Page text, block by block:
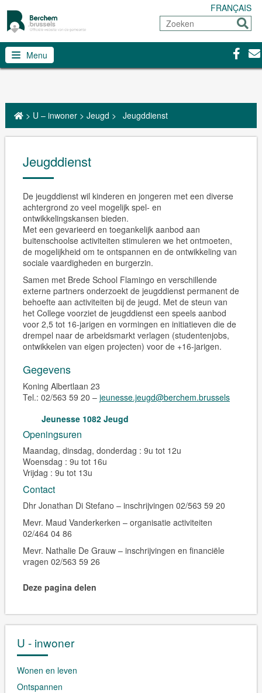
FRANÇAIS
Zoeken
Sturen
Menu
> U – inwoner> Jeugd > Jeugddienst
Jeugddienst
De jeugddienst wil kinderen en jongeren met een diverse
achtergrond zo veel mogelijk spel- en
ontwikkelingskansen bieden.
Met een gevarieerd en toegankelijk aanbod aan
buitenschoolse activiteiten stimuleren we het ontmoeten,
de mogelijkheid om te ontspannen en de ontwikkeling van
sociale vaardigheden en burgerzin.
Samen met Brede School Flamingo en verschillende
externe partners onderzoekt de jeugddienst permanent de
behoefte aan activiteiten bij de jeugd. Met de steun van
het College voorziet de jeugddienst een speels aanbod
voor 2,5 tot 16-jarigen en vormingen en initiatieven die de
drempel naar de arbeidsmarkt verlagen (studentenjobs,
ontwikkelen van eigen projecten) voor de +16-jarigen.
Gegevens
Koning Albertlaan 23
Tel.: 02/563 59 20 – jeunesse.jeugd@berchem.brussels
Jeunesse 1082 Jeugd
Openingsuren
Maandag, dinsdag, donderdag : 9u tot 12u
Woensdag : 9u tot 16u
Vrijdag : 9u tot 13u
Contact
Dhr Jonathan Di Stefano – inschrijvingen 02/563 59 20
Mevr. Maud Vanderkerken – organisatie activiteiten
02/464 04 86
Mevr. Nathalie De Grauw – inschrijvingen en financiële
vragen 02/563 59 26
Deze pagina delen
U - inwoner
Wonen en leven
Ontspannen